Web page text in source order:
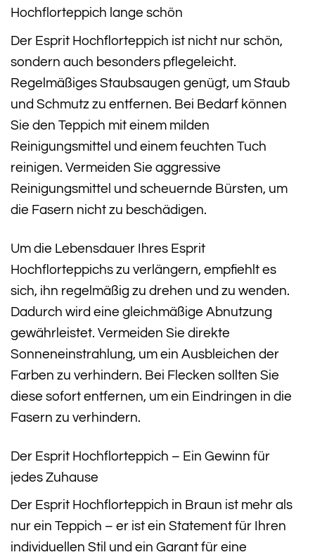
Hochflorteppich lange schön
Der Esprit Hochflorteppich ist nicht nur schön,
sondern auch besonders pflegeleicht.
Regelmäßiges Staubsaugen genügt, um Staub
und Schmutz zu entfernen. Bei Bedarf können
Sie den Teppich mit einem milden
Reinigungsmittel und einem feuchten Tuch
reinigen. Vermeiden Sie aggressive
Reinigungsmittel und scheuernde Bürsten, um
die Fasern nicht zu beschädigen.
Um die Lebensdauer Ihres Esprit
Hochflorteppichs zu verlängern, empfiehlt es
sich, ihn regelmäßig zu drehen und zu wenden.
Dadurch wird eine gleichmäßige Abnutzung
gewährleistet. Vermeiden Sie direkte
Sonneneinstrahlung, um ein Ausbleichen der
Farben zu verhindern. Bei Flecken sollten Sie
diese sofort entfernen, um ein Eindringen in die
Fasern zu verhindern.
Der Esprit Hochflorteppich – Ein Gewinn für
jedes Zuhause
Der Esprit Hochflorteppich in Braun ist mehr als
nur ein Teppich – er ist ein Statement für Ihren
individuellen Stil und ein Garant für eine